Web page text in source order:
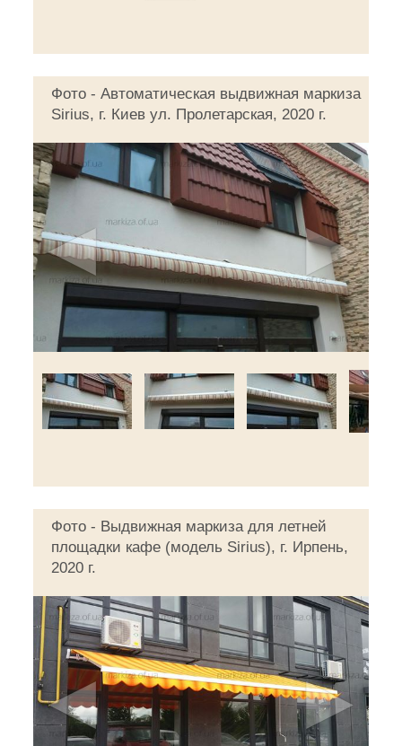
Фото - Автоматическая выдвижная маркиза
Sirius, г. Киев ул. Пролетарская, 2020 г.
◄ ►
Фото - Выдвижная маркиза для летней
площадки кафе (модель Sirius), г. Ирпень,
2020 г.
◄ ►